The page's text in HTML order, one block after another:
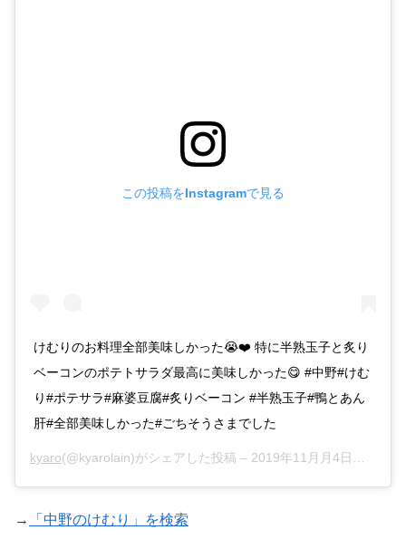
この投稿をInstagramで見る
けむりのお料理全部美味しかった😭❤️ 特に半熟玉子と炙り
ベーコンのポテトサラダ最高に美味しかった😋 #中野#けむ
り#ポテサラ#麻婆豆腐#炙りベーコン #半熟玉子#鴨とあん
肝#全部美味しかった#ごちそうさまでした
kyaro(@kyarolain)がシェアした投稿 – 2019年11月月4日午後1時16分PST
→ 「中野のけむり」を検索